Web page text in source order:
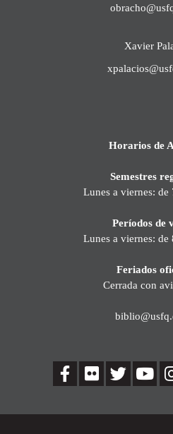
Xavier
Horarios de
Semestres
Lunes a viernes: de
Períodos de
Lunes a viernes: de
Feriados
Cerrada con